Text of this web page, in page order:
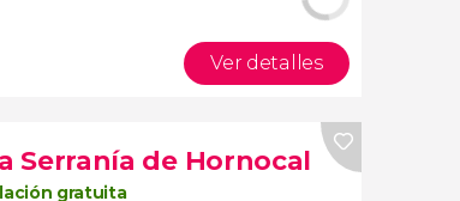
Ver detalles
Serranía de Hornocal
gratuita